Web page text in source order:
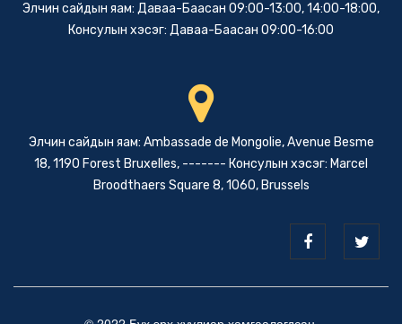
Элчин сайдын яам: Даваа-Баасан 09:00-13:00, 14:00-18:00,
Консулын хэсэг: Даваа-Баасан 09:00-16:00
Элчин сайдын яам: Ambassade de Mongolie, Avenue Besme
18, 1190 Forest Bruxelles, ------- Консулын хэсэг: Marcel
Broodthaers Square 8, 1060, Brussels